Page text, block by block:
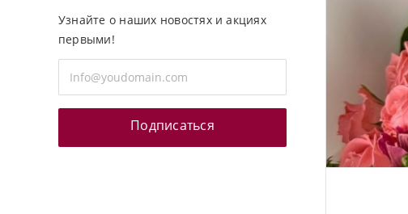
Узнайте о наших новостях и акциях
первыми!
Подписаться